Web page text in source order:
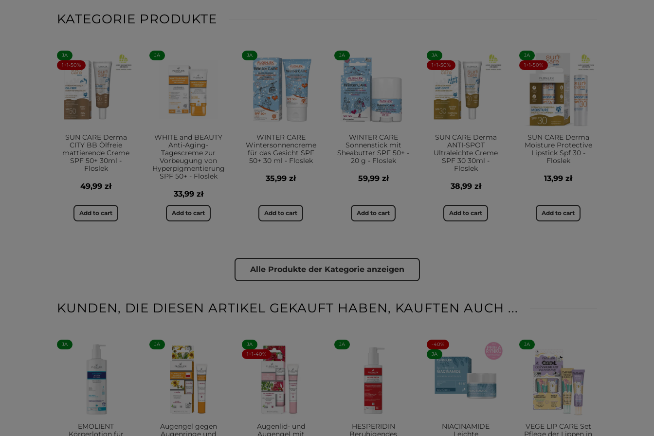
KATEGORIE PRODUKTE
JA
1+1-50%
SUN CARE Derma
CITY BB Ölfreie
mattierende Creme
SPF 50+ 30ml -
Floslek
49,99 zł
Add to cart
JA
WHITE and BEAUTY
Anti-Aging-
Tagescreme zur
Vorbeugung von
Hyperpigmentierung
SPF 50+ - Floslek
33,99 zł
Add to cart
JA
WINTER CARE
Wintersonnencreme
für das Gesicht SPF
50+ 30 ml - Floslek
35,99 zł
Add to cart
JA
WINTER CARE
Sonnenstick mit
Sheabutter SPF 50+ -
20 g - Floslek
59,99 zł
Add to cart
JA
1+1-50%
SUN CARE Derma
ANTI-SPOT
Ultraleichte Creme
SPF 30 30ml -
Floslek
38,99 zł
Add to cart
JA
1+1-50%
SUN CARE Derma
Moisture Protective
Lipstick Spf 30 -
Floslek
13,99 zł
Add to cart
Alle Produkte der Kategorie anzeigen
KUNDEN, DIE DIESEN ARTIKEL GEKAUFT HABEN, KAUFTEN AUCH ...
JA
EMOLIENT
Körperlotion für
JA
Augengel gegen
Augenringe und
JA
1+1-40%
Augenlid- und
Augengel mit
JA
HESPERIDIN
Beruhigendes
-40%
JA
NIACINAMIDE
Leichte
JA
VEGE LIP CARE Set
Pflege der Lippen in